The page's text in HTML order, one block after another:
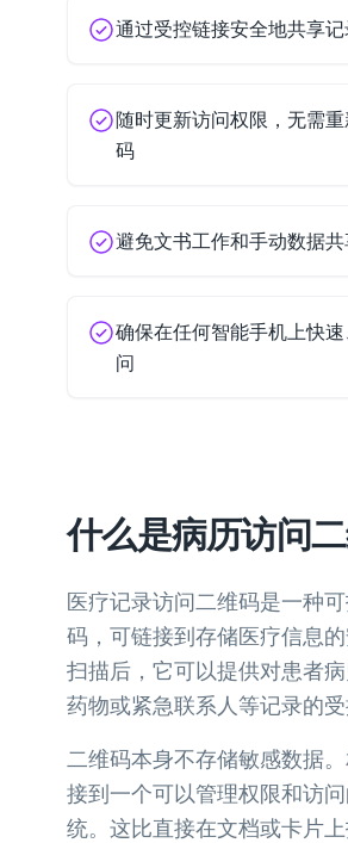
通过受控链接安全地共享
随时更新访问权限，无需
码
避免文书工作和手动数据
确保在任何智能手机上快
问
什么是病历访问
医疗记录访问二维码是一种
码，可链接到存储医疗信息的
扫描后，它可以提供对患者病
药物或紧急联系人等记录的受
二维码本身不存储敏感数据
接到一个可以管理权限和访
统。这比直接在文档或卡片